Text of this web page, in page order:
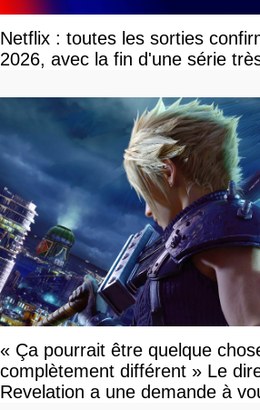
Netflix : toutes les sorties
2026, avec la fin d'une série
« Ça pourrait être quelque
complètement différent » Le
Revelation a une demande à